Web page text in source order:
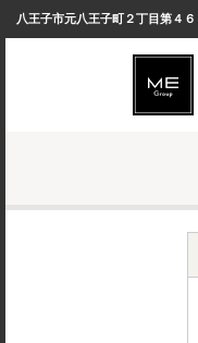
八王子市元八王子町２丁目第４